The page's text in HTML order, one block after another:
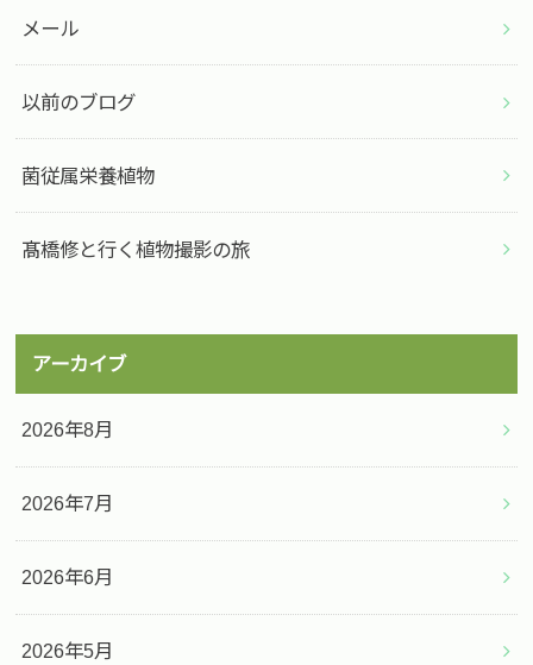
メール
以前のブログ
菌従属栄養植物
髙橋修と行く植物撮影の旅
アーカイブ
2026年8月
2026年7月
2026年6月
2026年5月